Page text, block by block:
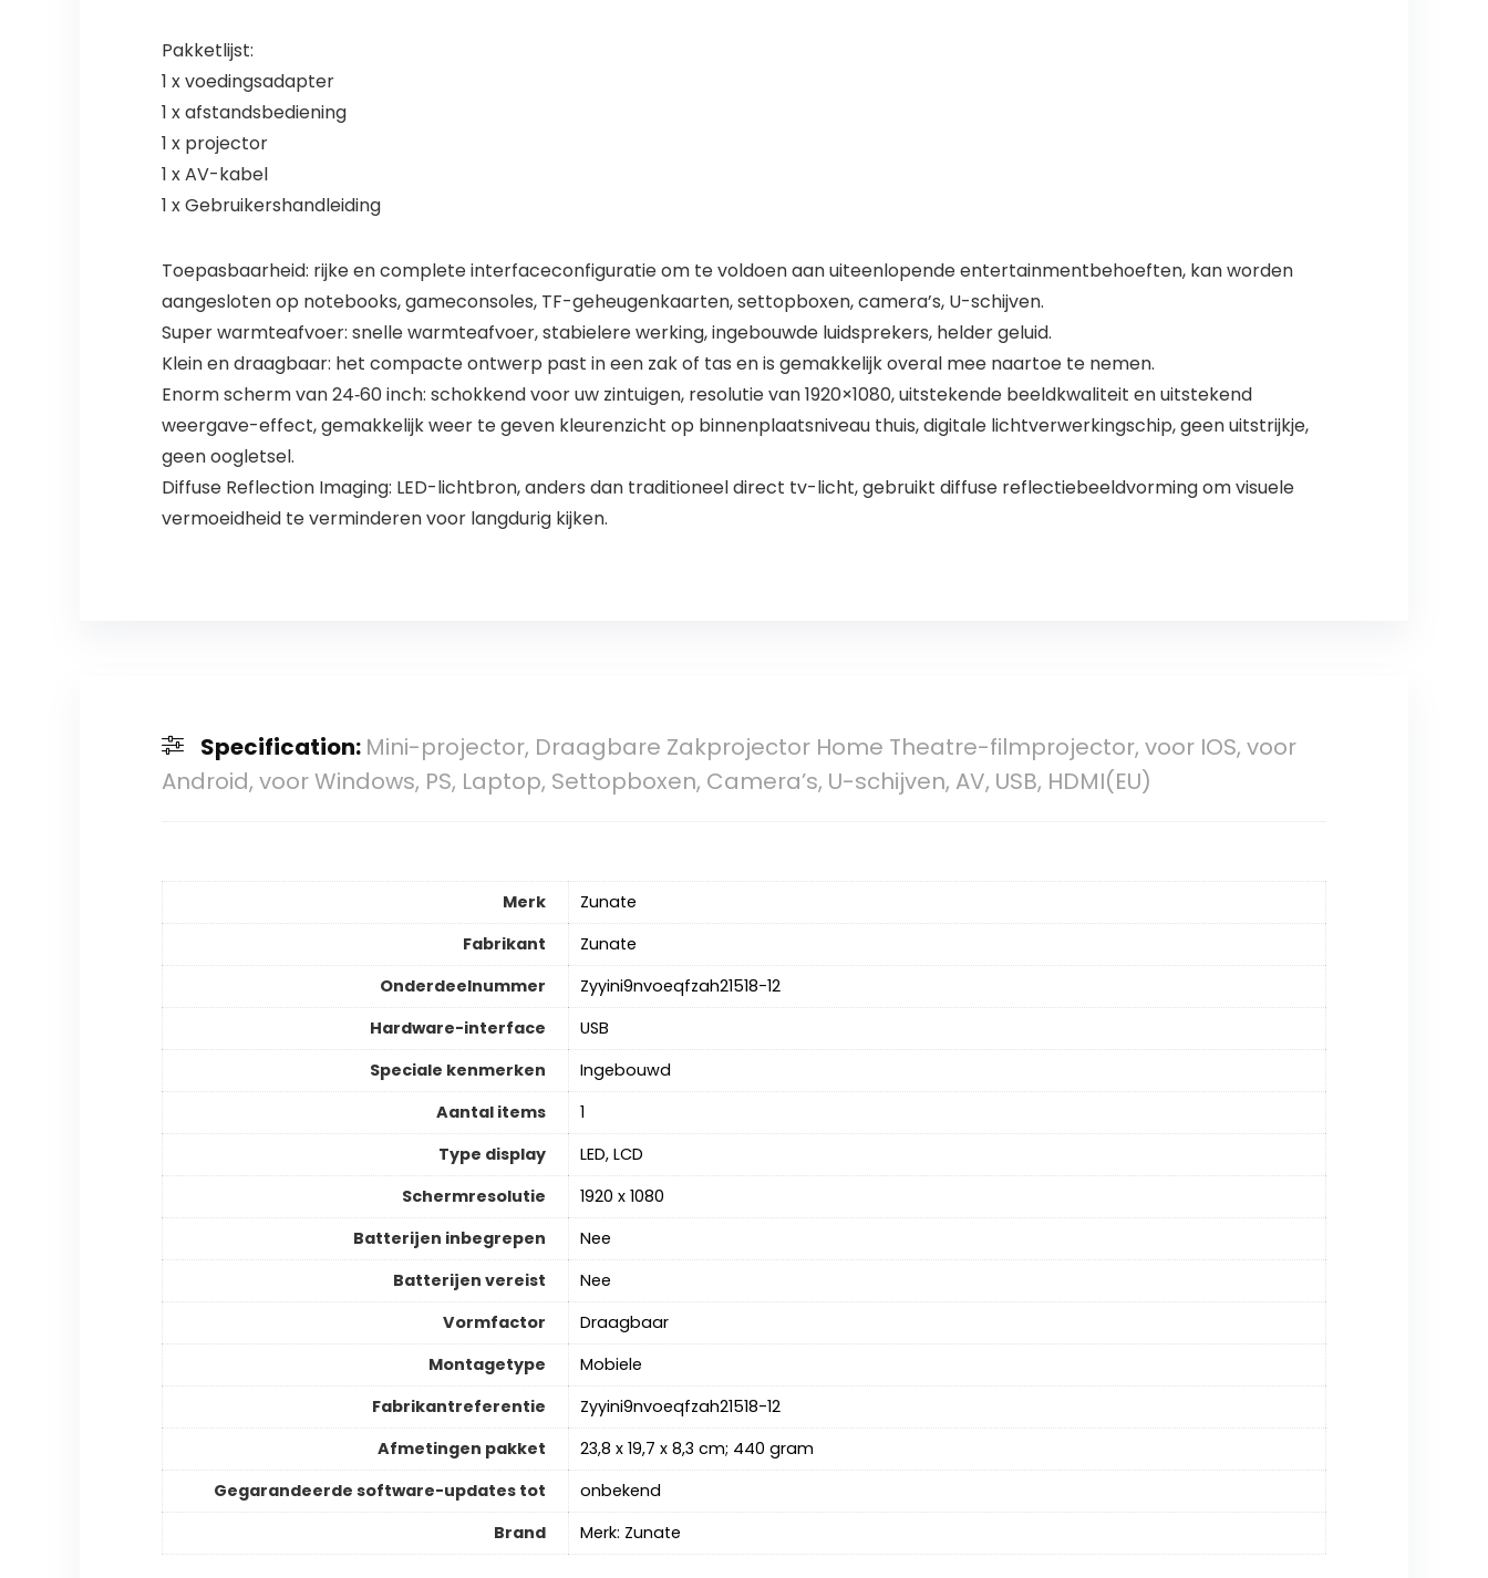
Pakketlijst:
1 x voedingsadapter
1 x afstandsbediening
1 x projector
1 x AV-kabel
1 x Gebruikershandleiding
Toepasbaarheid: rijke en complete interfaceconfiguratie om te voldoen aan uiteenlopende entertainmentbehoeften, kan worden
aangesloten op notebooks, gameconsoles, TF-geheugenkaarten, settopboxen, camera’s, U-schijven.
Super warmteafvoer: snelle warmteafvoer, stabielere werking, ingebouwde luidsprekers, helder geluid.
Klein en draagbaar: het compacte ontwerp past in een zak of tas en is gemakkelijk overal mee naartoe te nemen.
Enorm scherm van 24‑60 inch: schokkend voor uw zintuigen, resolutie van 1920×1080, uitstekende beeldkwaliteit en uitstekend
weergave-effect, gemakkelijk weer te geven kleurenzicht op binnenplaatsniveau thuis, digitale lichtverwerkingschip, geen uitstrijkje,
geen oogletsel.
Diffuse Reflection Imaging: LED-lichtbron, anders dan traditioneel direct tv-licht, gebruikt diffuse reflectiebeeldvorming om visuele
vermoeidheid te verminderen voor langdurig kijken.
Specification: Mini-projector, Draagbare Zakprojector Home Theatre-filmprojector, voor IOS, voor
Android, voor Windows, PS, Laptop, Settopboxen, Camera’s, U-schijven, AV, USB, HDMI(EU)
Merk
‎Zunate
Fabrikant
‎Zunate
Onderdeelnummer
‎Zyyini9nvoeqfzah21518-12
Hardware-interface
‎USB
Speciale kenmerken
‎Ingebouwd
Aantal items
‎1
Type display
‎LED, LCD
Schermresolutie
‎1920 x 1080
Batterijen inbegrepen
‎Nee
Batterijen vereist
‎Nee
Vormfactor
‎Draagbaar
Montagetype
‎Mobiele
Fabrikantreferentie
‎Zyyini9nvoeqfzah21518-12
Afmetingen pakket
‎23,8 x 19,7 x 8,3 cm; 440 gram
Gegarandeerde software-updates tot
‎onbekend
Brand
Merk: Zunate